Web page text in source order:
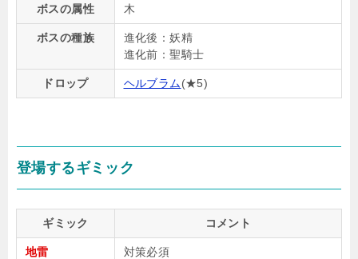
ボスの属性 木
ボスの種族
進化後：妖精
進化前：聖騎士
ドロップ ヘルブラム(★5)
登場するギミック
ギミック コメント
地雷 対策必須